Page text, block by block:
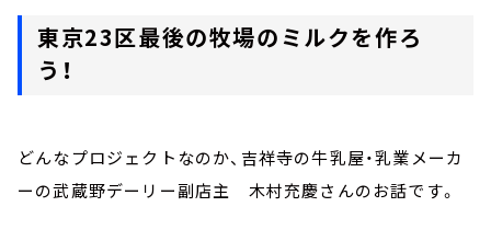
東京23区最後の牧場のミルクを作ろ
う！
どんなプロジェクトなのか、吉祥寺の牛乳屋・乳業メーカ
ーの武蔵野デーリー副店主 木村充慶さんのお話です。